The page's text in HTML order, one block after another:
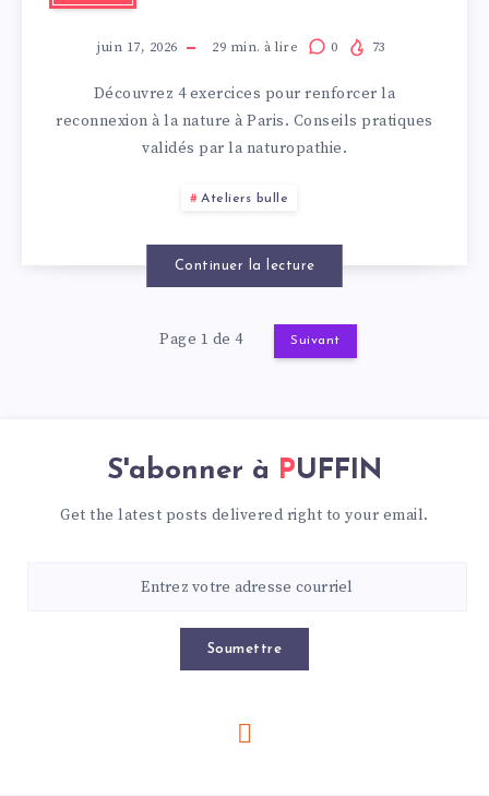
juin 17, 2026 29 min. à lire 0 73
Découvrez 4 exercices pour renforcer la
reconnexion à la nature à Paris. Conseils pratiques
validés par la naturopathie.
Ateliers bulle
Continuer la lecture
Page 1 de 4 Suivant
S'abonner à PUFFIN
Get the latest posts delivered right to your email.
Soumettre